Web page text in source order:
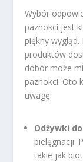
Wybór
paznokci jest
piękny
produktów
dobór może
paznokci. Oto
uwagę.
Odżywki
pielęgnacji.
takie jak